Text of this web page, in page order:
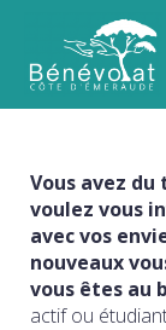
Vous avez
voulez vous
avec vos
nouveaux
vous êtes au
actif ou